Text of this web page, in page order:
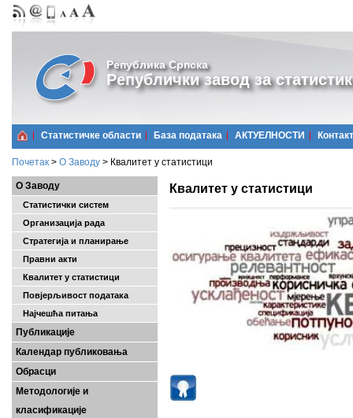
Република Српска
Републички завод за
Статистичке области Базa података АКТУЕЛНОСТИ Контакт
Почетак > О Заводу > Квалитет у статистици
О Заводу
Статистички систем
Организација рада
Стратегија и планирање
Правни акти
Квалитет у статистици
Повјерљивост података
Најчешћa питања
Публикације
Календар публиковања
Обрасци
Методологије и
класификације
Квалитет у статистици